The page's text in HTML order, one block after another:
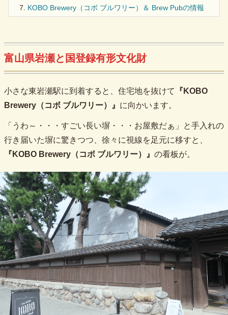
KOBO Brewery（コボ ブルワリー）＆ Brew Pubの情報
富山県岩瀬と国登録有形文化財
小さな東岩瀬駅に到着すると、住宅地を抜けて
『KOBO
Brewery（コボ ブルワリー）』 に向かいます。
「うわ～・・・すごい長い塀・・・お屋敷だぁ」と手入れの
行き届いた塀に驚きつつ、徐々に視線を足元に移すと、
『KOBO Brewery（コボ ブルワリー）』 の看板が。